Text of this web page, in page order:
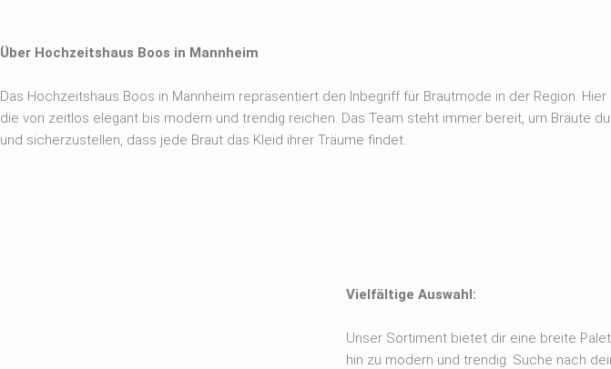
Über Hochzeitshaus Boos in Mannheim
Das Hochzeitshaus Boos in Mannheim repräsentiert den Inbegriff für Brautmode in der Region.
die von zeitlos elegant bis modern und trendig reichen. Das Team steht immer bereit, um Bräute
und sicherzustellen, dass jede Braut das Kleid ihrer Träume findet.
Vielfältige Auswahl:
Unser Sortiment bietet dir eine breite
hin zu modern und trendig. Suche nach